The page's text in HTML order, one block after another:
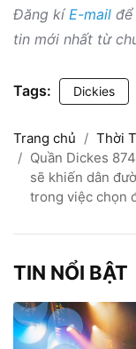
Đăng kíE-mail để
tin mới nhất từ
Tags: Dickies
Trang chủ
Thời
Quần Dickes
sẽ khiến dân
trong việc chọn
TIN NỔI BẬT